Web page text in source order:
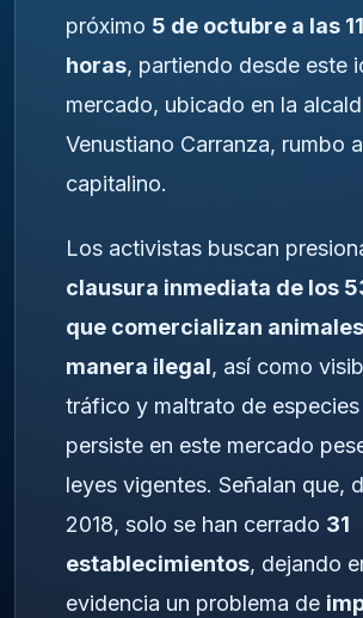
próximo 5 de octubre a las
horas, partiendo desde este
mercado, ubicado en la
Venustiano Carranza, rumbo
capitalino.
Los activistas buscan
clausura inmediata de los
que comercializan
manera ilegal, así como
tráfico y maltrato de
persiste en este mercado
leyes vigentes. Señalan que,
2018, solo se han cerrado 31
establecimientos, dejando
evidencia un problema de